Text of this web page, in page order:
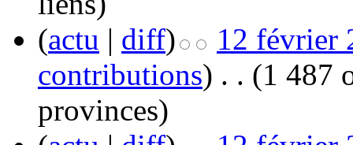
(actu | diff)
12 février
contributions) . . (1 487
provinces)